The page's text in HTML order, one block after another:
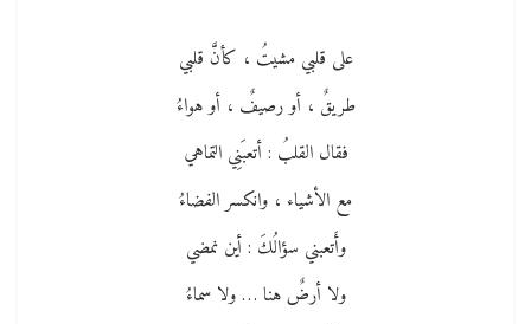
على قلبي مشيتُ ، كأنَّ قلبي
طريقٌ ، أو رصيفٌ ، أو هواءُ
فقال القلبُ : أتعبَنِي التماهي
مع الأشياء ، وانكسر الفضاءُ
وأَتعبني سؤالُكَ : أين نمضي
ولا أرضٌ هنا … ولا سماءُ